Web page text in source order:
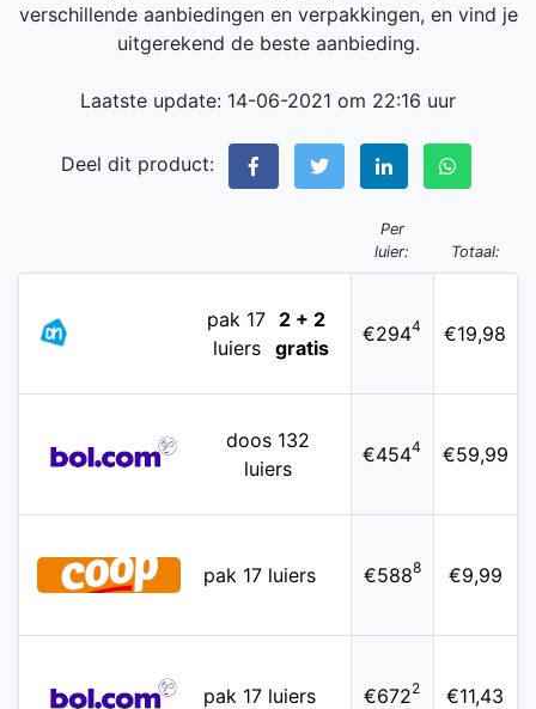
verschillende aanbiedingen en verpakkingen, en vind je
uitgerekend de beste aanbieding.
Laatste update: 14-06-2021 om 22:16 uur
Deel dit product:
Per
luier:
Totaal:
pak 17
luiers
2 + 2
gratis
€2944 €19,98
doos 132
luiers
€4544 €59,99
pak 17 luiers €5888 €9,99
pak 17 luiers €6722 €11,43